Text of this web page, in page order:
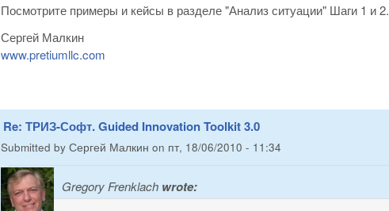
Посмотрите примеры и кейсы в разделе "Анализ ситуации" Шаги 1 и 2.
Сергей Малкин
www.pretiumllc.com
Re: ТРИЗ-Софт. Guided Innovation Toolkit 3.0
Submitted by Сергей Малкин on пт, 18/06/2010 - 11:34
Gregory Frenklach wrote: